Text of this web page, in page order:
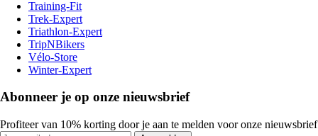
Training-Fit
Trek-Expert
Triathlon-Expert
TripNBikers
Vélo-Store
Winter-Expert
Abonneer je op onze nieuwsbrief
Profiteer van 10% korting door je aan te melden voor onze nieuwsbrief